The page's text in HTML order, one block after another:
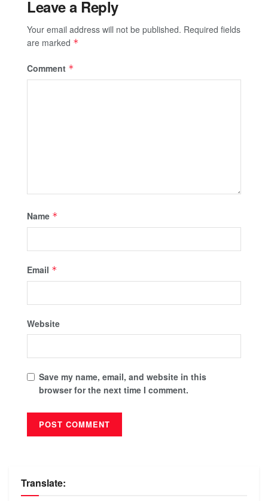
Leave a Reply
Your email address will not be published. Required fields
are marked *
Comment *
Name *
Email *
Website
Save my name, email, and website in this
browser for the next time I comment.
Translate: